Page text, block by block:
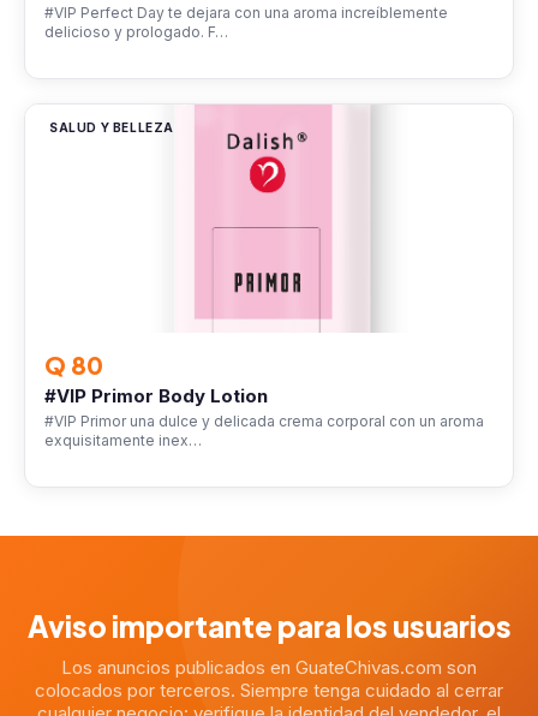
#VIP Perfect Day te dejara con una aroma increíblemente
delicioso y prologado. F…
SALUD Y BELLEZA
Q 80
#VIP Primor Body Lotion
#VIP Primor una dulce y delicada crema corporal con un aroma
exquisitamente inex…
Aviso importante para los usuarios
Los anuncios publicados en GuateChivas.com son
colocados por terceros. Siempre tenga cuidado al cerrar